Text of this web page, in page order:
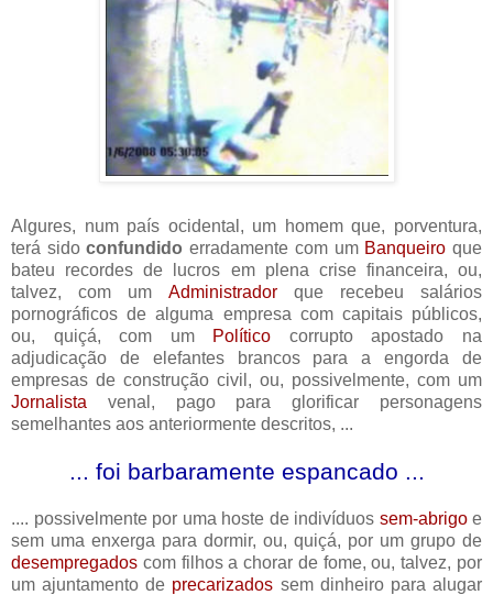
Algures, num país ocidental, um homem que, porventura,
terá sidoconfundido erradamente com um Banqueiro que
bateu recordes de lucros em plena crise financeira, ou,
talvez, com um Administradorque recebeu salários
pornográficos de alguma empresa com capitais públicos,
ou, quiçá, com um
Político corrupto apostado na
adjudicação de elefantes brancos para a engorda de
empresas de construção civil, ou, possivelmente, com um
Jornalista venal, pago para glorificar personagens
semelhantes aos anteriormente descritos, ...
... foi barbaramente espancado ...
.... possivelmente por uma hoste de indivíduos sem-abrigoe
sem uma enxerga para dormir, ou, quiçá, por um grupo de
desempregados com filhos a chorar de fome, ou, talvez, por
um ajuntamento de precarizados sem dinheiro para alugar